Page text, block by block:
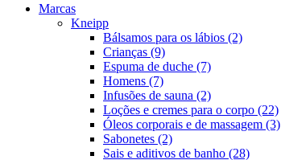
Marcas
Kneipp
Bálsamos para os lábios (2)
Crianças (9)
Espuma de duche (7)
Homens (7)
Infusões de sauna (2)
Loções e cremes para o corpo (22)
Óleos corporais e de massagem (3)
Sabonetes (2)
Sais e aditivos de banho (28)